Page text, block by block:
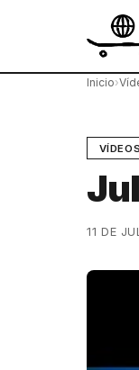
Inicio›
VÍDEOS
11 DE